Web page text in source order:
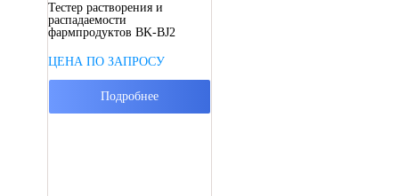
Тестер растворения и
распадаемости
фармпродуктов BK-BJ2
ЦЕНА ПО ЗАПРОСУ
Подробнее